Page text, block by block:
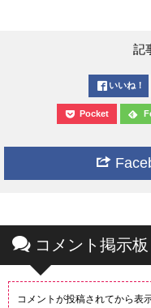
記
いいね！
Pocket
コメント掲示板
コメントが投稿されてから表